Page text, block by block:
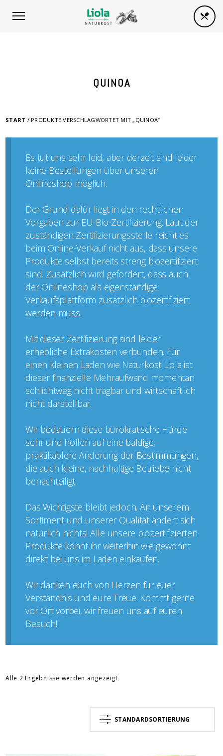
QUINOA
START / PRODUKTE VERSCHLAGWORTET MIT „QUINOA“
Es tut uns sehr leid, aber derzeit sind leider
keine Bestellungen über unseren
Onlineshop möglich.
Der Grund dafür liegt in den rechtlichen
Vorgaben zur EU-Bio-Zertifizierung. Laut der
zuständigen Zertifizierungsstelle reicht es
beim Online-Verkauf nicht aus, dass unsere
Produkte selbst bereits streng biozertifiziert
sind. Zusätzlich wird gefordert, dass auch
der Onlineshop als eigenständige
Verkaufsplattform zusätzlich biozertifiziert
werden muss.
Mit dieser Zertifizierung sind leider
erhebliche Extrakosten verbunden. Für
einen kleinen Laden wie Naturkost Liola ist
dieser finanzielle Mehraufwand momentan
schlichtweg nicht tragbar und wirtschaftlich
nicht darstellbar.
Wir bedauern diese bürokratische Hürde
sehr und hoffen auf eine baldige,
praktikablere Änderung der Bestimmungen,
die auch kleine, nachhaltige Betriebe nicht
benachteiligt.
Das Wichtigste bleibt jedoch. An unserem
Sortiment und unserer Qualität ändert sich
natürlich nichts! Alle unsere biozertifizierten
Produkte könnt ihr weiterhin wie gewohnt
direkt bei uns im Laden einkaufen.
Wir danken euch von Herzen für euer
Verständnis und eure Treue. Kommt gerne
vor Ort vorbei, wir freuen uns auf euren
Besuch!
Alle 2 Ergebnisse werden angezeigt
STANDARDSORTIERUNG